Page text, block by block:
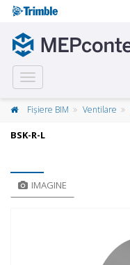
Toggle
navigation
Fișiere BIM Ventilare
BSK-R-L
IMAGINE